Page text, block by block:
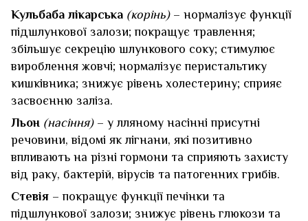
Кульбаба лікарська (корінь)– нормалізує функції
підшлункової залози; покращує травлення;
збільшує секрецію шлункового соку; стимулює
вироблення жовчі; нормалізує перистальтику
кишківника; знижує рівень холестерину; сприяє
засвоєнню заліза.
Льон (насіння)– у лляному насінні присутні
речовини, відомі як лігнани, які позитивно
впливають на різні гормони та сприяють захисту
від раку, бактерій, вірусів та патогенних грибів.
Стевія – покращує функції печінки та
підшлункової залози; знижує рівень глюкози та